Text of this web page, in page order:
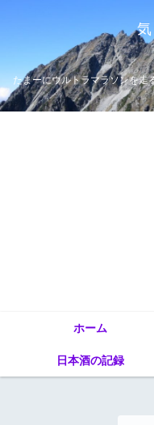
たまーにウルトラマラソンを走
ホーム
日本酒の記録